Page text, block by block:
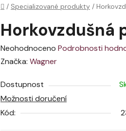
Domů
/ Specializované produkty /
Horkovzdušná
Průměrné
hodnocení
je
0,0
z
Neohodnoceno Podrobnosti
Značka: Wagner
Dostupnost
Možnosti doručení
Kód: